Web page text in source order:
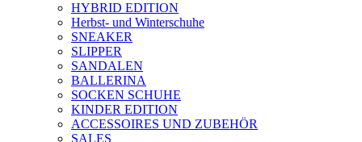
HYBRID EDITION
Herbst- und Winterschuhe
SNEAKER
SLIPPER
SANDALEN
BALLERINA
SOCKEN SCHUHE
KINDER EDITION
ACCESSOIRES UND ZUBEHÖR
SALES